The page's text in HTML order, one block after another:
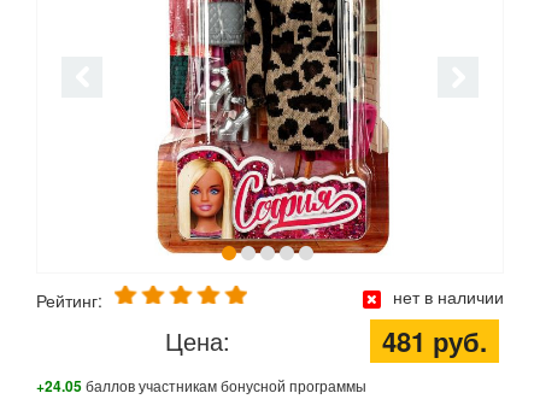
Рейтинг: нет в наличии
Цена: 481 руб.
+24.05баллов участникам бонусной программы